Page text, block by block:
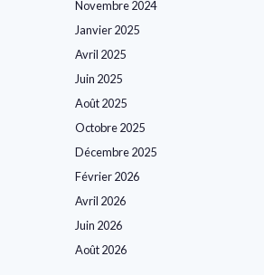
Novembre 2024
Janvier 2025
Avril 2025
Juin 2025
Août 2025
Octobre 2025
Décembre 2025
Février 2026
Avril 2026
Juin 2026
Août 2026